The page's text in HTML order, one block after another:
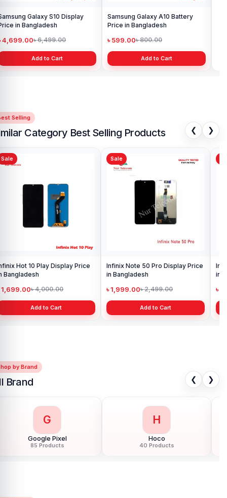
Galaxy S10 Display
in Bangladesh
4,699.00৳ 6,499.00
Add to Cart
Samsung Galaxy A10 Battery
Price in Bangladesh
৳ 599.00৳ 800.00
Add to Cart
Selling
Category Best Selling Products ❮ ❯
Sale
Hot 60 Pro Display Price
Bangladesh
4,999.00৳ 6,999.00
Add to Cart
Sale
Infinix Hot 12 display price in
Bangladesh
৳ 1,799.00 ৳ 3,000.00
Add to Cart
by Brand
Brand ❮ ❯
G
Google Pixel
85 Products
H
Hoco
40 Products